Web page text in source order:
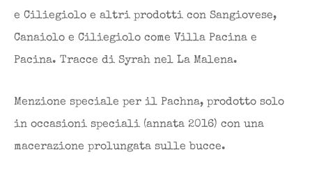
e Ciliegiolo e altri prodotti con Sangiovese,
Canaiolo e Ciliegiolo come Villa Pacina e
Pacina. Tracce di Syrah nel La Malena.
Menzione speciale per il Pachna, prodotto solo
in occasioni speciali (annata 2016) con una
macerazione prolungata sulle bucce.